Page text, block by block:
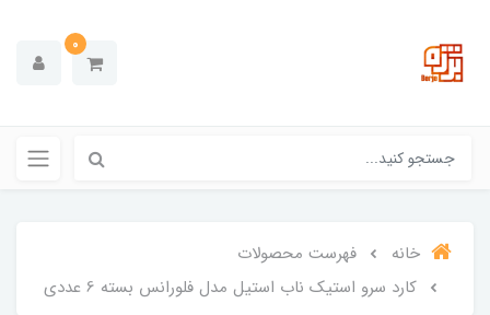
0
خانه
فهرست محصولات
کارد سرو استیک ناب استیل مدل فلورانس بسته 6 عددی